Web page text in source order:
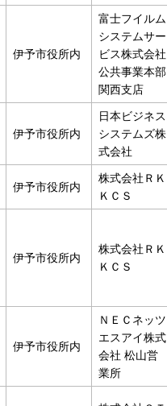
伊予市役所内
富士フイルム
システムサー
ビス株式会社
公共事業本部
関西支店
伊予市役所内
日本ビジネス
システムズ株
式会社
伊予市役所内
株式会社ＲＫ
ＫＣＳ
伊予市役所内
株式会社ＲＫ
ＫＣＳ
伊予市役所内
ＮＥＣネッツ
エスアイ株式
会社 松山営
業所